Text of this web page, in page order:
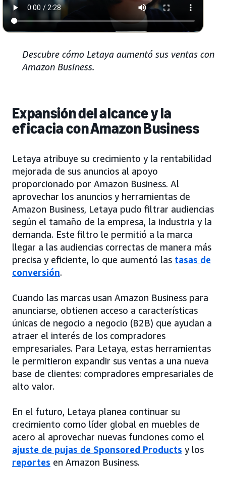
Descubre cómo Letaya aumentó sus ventas con
Amazon Business.
Expansión del alcance y la
eficacia con Amazon Business
Letaya atribuye su crecimiento y la rentabilidad
mejorada de sus anuncios al apoyo
proporcionado por Amazon Business. Al
aprovechar los anuncios y herramientas de
Amazon Business, Letaya pudo filtrar audiencias
según el tamaño de la empresa, la industria y la
demanda. Este filtro le permitió a la marca
llegar a las audiencias correctas de manera más
precisa y eficiente, lo que aumentó las tasas de
conversión.
Cuando las marcas usan Amazon Business para
anunciarse, obtienen acceso a características
únicas de negocio a negocio (B2B) que ayudan a
atraer el interés de los compradores
empresariales. Para Letaya, estas herramientas
le permitieron expandir sus ventas a una nueva
base de clientes: compradores empresariales de
alto valor.
En el futuro, Letaya planea continuar su
crecimiento como líder global en muebles de
acero al aprovechar nuevas funciones como el
ajuste de pujas de Sponsored Products y los
reportes en Amazon Business.